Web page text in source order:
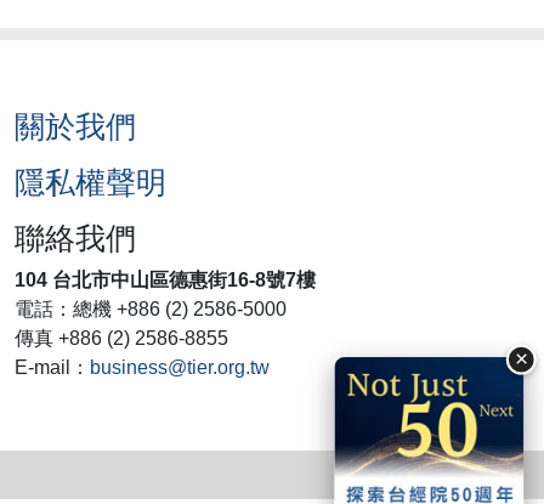
×
關於我們
隱私權聲明
聯絡我們
104 台北市中山區德惠街16-8號7樓
電話：總機 +886 (2) 2586-5000
傳真 +886 (2) 2586-8855
E-mail： business@tier.org.tw